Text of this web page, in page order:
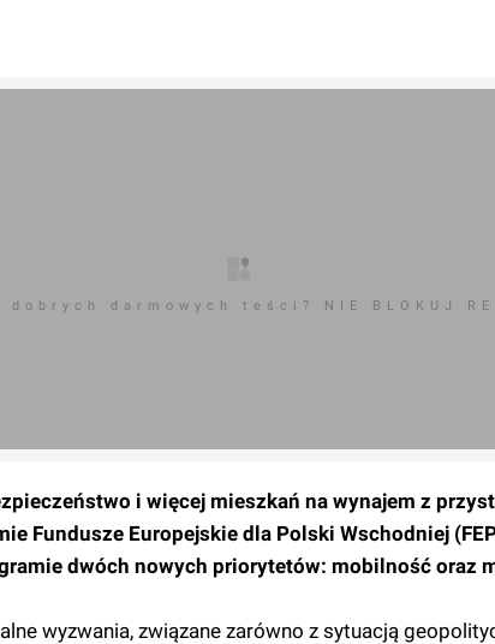
dobrych darmowych teści? NIE BLOKUJ
i więcej mieszkań na wynajem z
Fundusze Europejskie dla Polski Wschodniej
dwóch nowych priorytetów: mobilność oraz
wyzwania, związane zarówno z sytuacją